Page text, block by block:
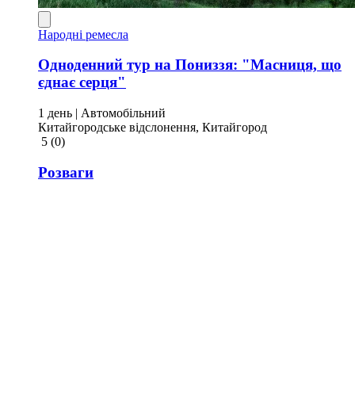
Народні ремесла
Одноденний тур на Пониззя: "Масниця, що
єднає серця"
1 день | Автомобільний
Китайгородське відслонення, Китайгород
5 (0)
Розваги